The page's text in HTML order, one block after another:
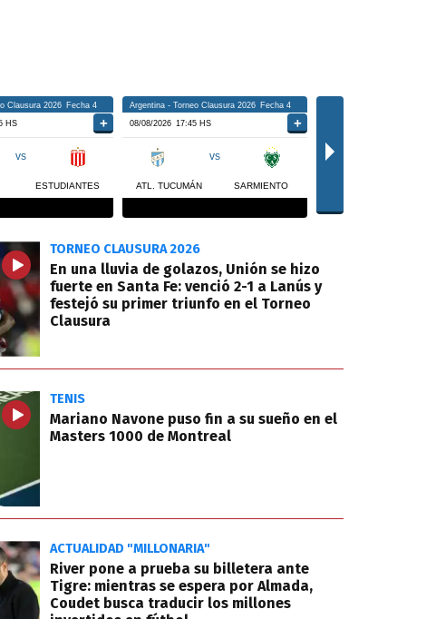
TORNEO CLAUSURA 2026
En una lluvia de golazos, Unión se hizo
fuerte en Santa Fe: venció 2-1 a Lanús y
festejó su primer triunfo en el Torneo
Clausura
TENIS
Mariano Navone puso fin a su sueño en el
Masters 1000 de Montreal
ACTUALIDAD "MILLONARIA"
River pone a prueba su billetera ante
Tigre: mientras se espera por Almada,
Coudet busca traducir los millones